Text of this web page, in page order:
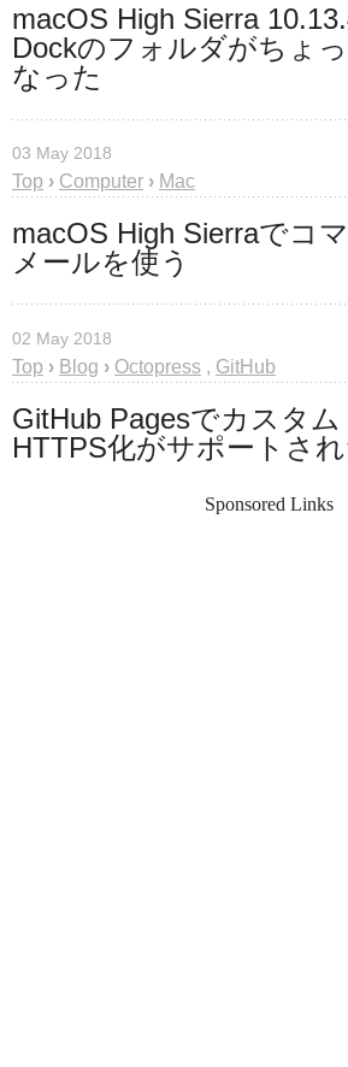
macOS High Sierra
Dockのフォルダがちょ
なった
03 May 2018
Top › Computer › Mac
macOS High Sierraでコ
メールを使う
02 May 2018
Top › Blog › Octopress , GitHub
GitHub Pagesでカスタ
HTTPS化がサポートされ
Sponsored Links